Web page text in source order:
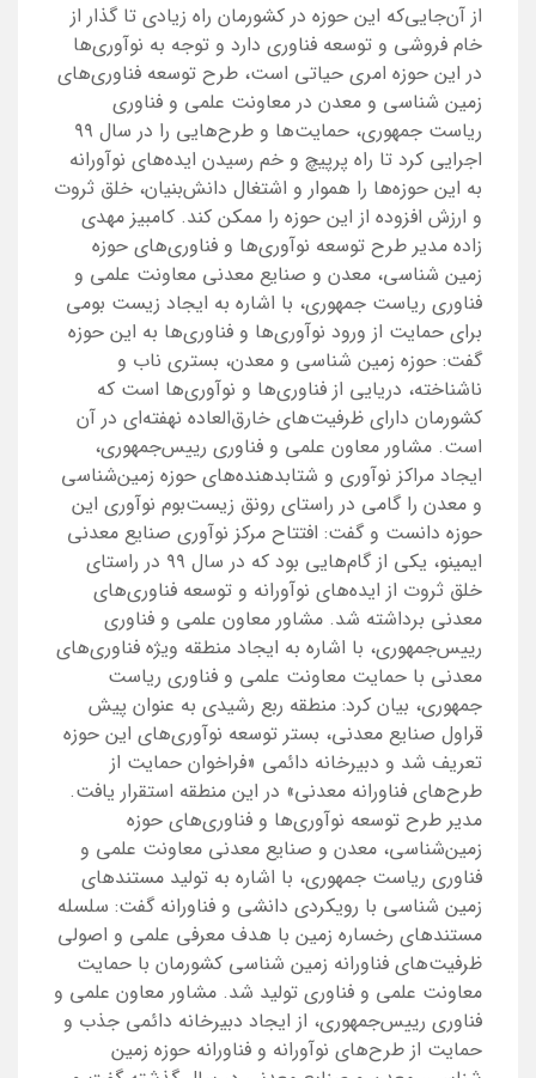
از آن‌جایی‌که این حوزه در کشورمان راه زیادی تا گذار از
خام فروشی و توسعه فناوری دارد و توجه به نوآوری‌ها
در این حوزه امری حیاتی است، طرح توسعه فناوری‌های
زمین شناسی و معدن در معاونت علمی و فناوری
ریاست جمهوری، حمایت‌ها و طرح‌هایی را در سال ۹۹
اجرایی کرد تا راه پرپیچ و خم رسیدن ایده‌های نوآورانه
به این حوزه‌ها را هموار و اشتغال دانش‌بنیان، خلق ثروت
و ارزش افزوده از این حوزه را ممکن کند. کامبیز مهدی
زاده مدیر طرح توسعه نوآوری‌ها و فناوری‌های حوزه
زمین شناسی، معدن و صنایع معدنی معاونت علمی و
فناوری ریاست جمهوری، با اشاره به ایجاد زیست بومی
برای حمایت از ورود نوآوری‌ها و فناوری‌ها به این حوزه
گفت: حوزه زمین شناسی و معدن، بستری ناب و
ناشناخته، دریایی از فناوری‌ها و نوآوری‌ها است که
کشورمان دارای ظرفیت‌های خارق‌العاده نهفته‌ای در آن
است. مشاور معاون علمی و فناوری رییس‌جمهوری،
ایجاد مراکز نوآوری و شتابدهنده‌های حوزه زمین‌شناسی
و معدن را گامی در راستای رونق زیست‌بوم نوآوری این
حوزه دانست و گفت: افتتاح مرکز نوآوری صنایع معدنی
ایمینو، یکی از گام‌هایی بود که در سال ۹۹ در راستای
خلق ثروت از ایده‌های نوآورانه و توسعه فناوری‌های
معدنی برداشته شد. مشاور معاون علمی و فناوری
رییس‌جمهوری، با اشاره به ایجاد منطقه ویژه فناوری‌های
معدنی با حمایت معاونت علمی و فناوری ریاست
جمهوری، بیان کرد: منطقه ربع رشیدی به عنوان پیش
قراول صنایع معدنی، بستر توسعه نوآوری‌های این حوزه
تعریف شد و دبیرخانه دائمی «فراخوان حمایت از
طرح‌های فناورانه معدنی» در این منطقه استقرار یافت.
مدیر طرح توسعه نوآوری‌ها و فناوری‌های حوزه
زمین‌شناسی، معدن و صنایع معدنی معاونت علمی و
فناوری ریاست جمهوری، با اشاره به تولید مستندهای
زمین شناسی با رویکردی دانشی و فناورانه گفت: سلسله
مستندهای رخساره زمین با هدف معرفی علمی و اصولی
ظرفیت‌های فناورانه زمین شناسی کشورمان با حمایت
معاونت علمی و فناوری تولید شد. مشاور معاون علمی و
فناوری رییس‌جمهوری، از ایجاد دبیرخانه دائمی جذب و
حمایت از طرح‌های نوآورانه و فناورانه حوزه زمین